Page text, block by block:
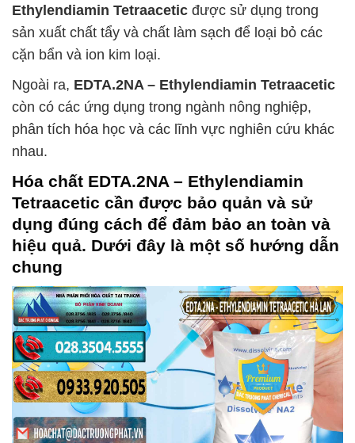
Ethylendiamin Tetraacetic được sử dụng trong
sản xuất chất tẩy và chất làm sạch để loại bỏ các
cặn bẩn và ion kim loại.
Ngoài ra, EDTA.2NA – Ethylendiamin Tetraacetic
còn có các ứng dụng trong ngành nông nghiệp,
phân tích hóa học và các lĩnh vực nghiên cứu khác
nhau.
Hóa chất EDTA.2NA – Ethylendiamin
Tetraacetic cần được bảo quản và sử
dụng đúng cách để đảm bảo an toàn và
hiệu quả. Dưới đây là một số hướng dẫn
chung